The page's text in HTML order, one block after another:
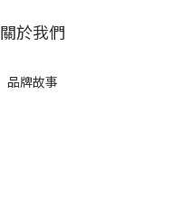
關於我們
品牌故事